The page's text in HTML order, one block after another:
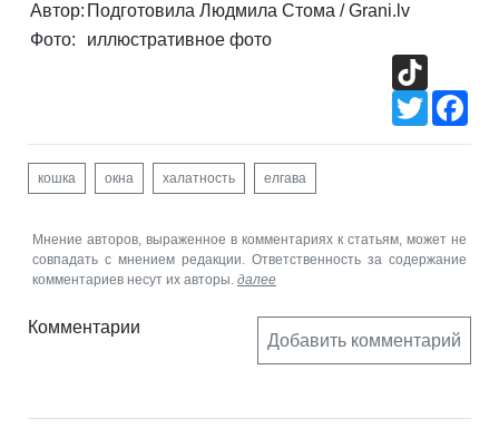
Автор: Подготовила Людмила Стома / Grani.lv
Фото:
иллюстративное фото
Twitter
кошка окна халатность елгава
Мнение авторов, выраженное в комментариях к статьям, может не
совпадать с мнением редакции. Ответственность за содержание
комментариев несут их авторы. далее
Комментарии
Добавить комментарий